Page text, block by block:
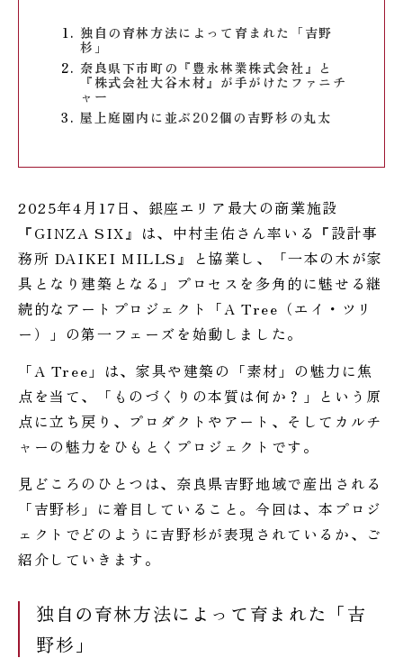
独自の育林方法によって育まれた「吉野
杉」
奈良県下市町の『豊永林業株式会社』と
『株式会社大谷木材』が手がけたファニチ
ャー
屋上庭園内に並ぶ202個の吉野杉の丸太
2025年4月17日、銀座エリア最大の商業施設
『GINZA SIX』は、中村圭佑さん率いる『設計事
務所 DAIKEI MILLS』と協業し、「一本の木が家
具となり建築となる」プロセスを多角的に魅せる継
続的なアートプロジェクト「A Tree（エイ・ツリ
ー）」の第一フェーズを始動しました。
「A Tree」は、家具や建築の「素材」の魅力に焦
点を当て、「ものづくりの本質は何か？」という原
点に立ち戻り、プロダクトやアート、そしてカルチ
ャーの魅力をひもとくプロジェクトです。
見どころのひとつは、奈良県吉野地域で産出される
「吉野杉」に着目していること。今回は、本プロジ
ェクトでどのように吉野杉が表現されているか、ご
紹介していきます。
独自の育林方法によって育まれた「吉
野杉」